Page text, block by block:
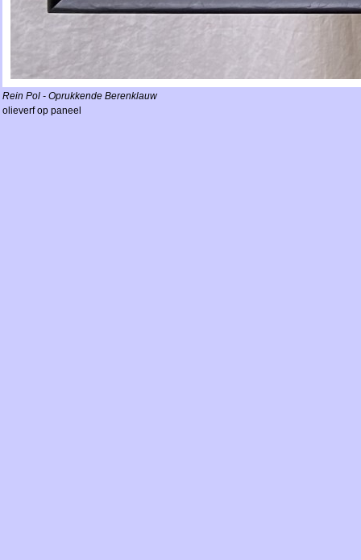
Rein Pol - Oprukkende Berenklauw
olieverf op paneel